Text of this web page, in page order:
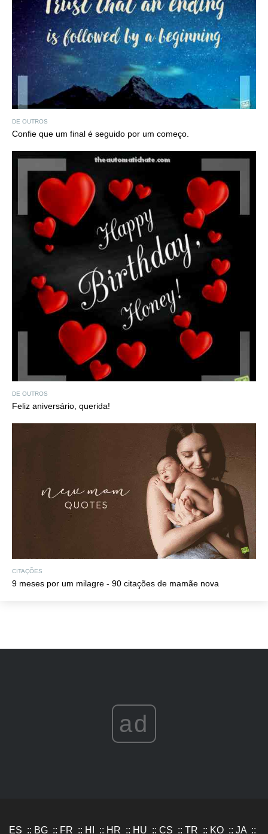
DE OUTROS
Confie que um final é seguido por um começo.
DE OUTROS
Feliz aniversário, querida!
CITAÇÕES
9 meses por um milagre - 90 citações de mamãe nova
ad
ES :: BG :: FR :: HI :: HR :: HU :: CS :: TR :: KO :: JA ::